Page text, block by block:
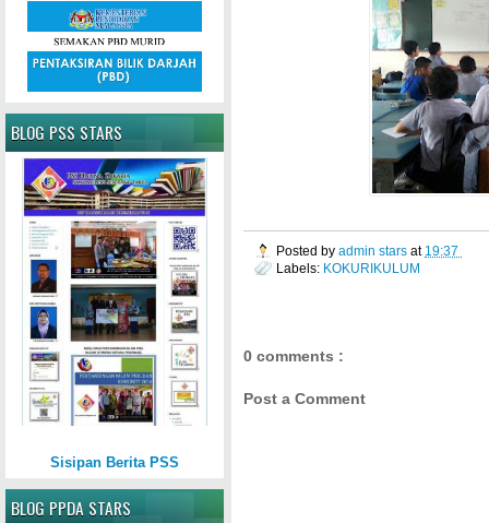
Posted by admin stars at 19:37
Labels: KOKURIKULUM
0 comments :
Post a Comment
BLOG PSS STARS
Sisipan Berita PSS
BLOG PPDA STARS